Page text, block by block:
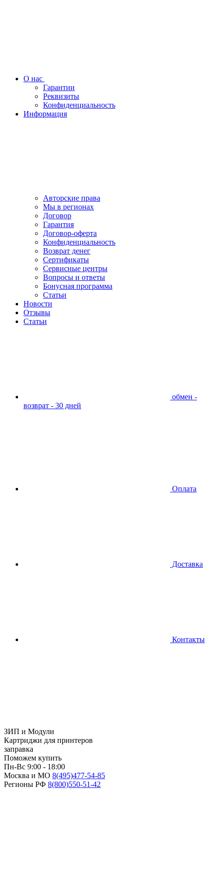
О нас
Гарантии
Реквизиты
Конфиденциальность
Информация
Авторские права
Мы в регионах
Договор
Гарантия
Договор-оферта
Конфиденциальность
Возврат денег
Сертификаты
Сервисные центры
Вопросы и ответы
Бонусная программа
Статьи
Новости
Отзывы
Статьи
обмен -
возврат - 30 дней
Оплата
Доставка
Контакты
ЗИП и Модули
Картриджи для принтеров
заправка
Поможем купить
Пн-Вс 9:00 - 18:00
Москва и МО 8(495)477-54-85
Регионы РФ 8(800)550-51-42